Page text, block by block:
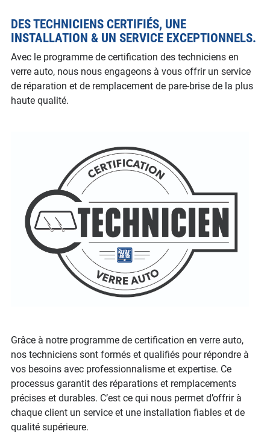
DES TECHNICIENS CERTIFIÉS, UNE
INSTALLATION & UN SERVICE EXCEPTIONNELS.
Avec le programme de certification des techniciens en
verre auto, nous nous engageons à vous offrir un service
de réparation et de remplacement de pare-brise de la plus
haute qualité.
Grâce à notre programme de certification en verre auto,
nos techniciens sont formés et qualifiés pour répondre à
vos besoins avec professionnalisme et expertise. Ce
processus garantit des réparations et remplacements
précises et durables. C’est ce qui nous permet d’offrir à
chaque client un service et une installation fiables et de
qualité supérieure.